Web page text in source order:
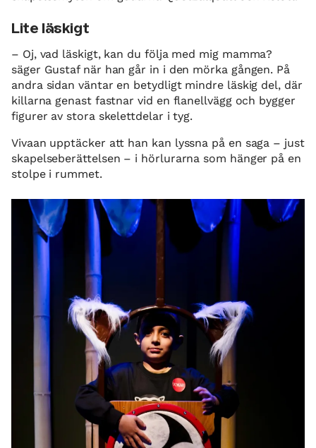
Lite läskigt
– Oj, vad läskigt, kan du följa med mig mamma?
säger Gustaf när han går in i den mörka gången. På
andra sidan väntar en betydligt mindre läskig del, där
killarna genast fastnar vid en flanellvägg och bygger
figurer av stora skelettdelar i tyg.
Vivaan upptäcker att han kan lyssna på en saga – just
skapelseberättelsen – i hörlurarna som hänger på en
stolpe i rummet.